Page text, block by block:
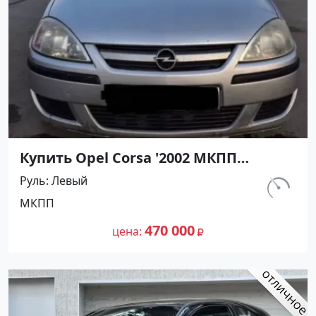
Купить Opel Corsa '2002 МКПП
(1200/75 л.с.) Бензин инжектор
Темрюк цвет Серебристый Хетчбэк
по цене 470000 рублей, объявление
№27491 на сайте Авторынок23
км.
Руль Левый
МКПП
цена 470 000